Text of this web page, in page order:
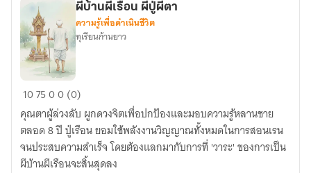
ผี
ผี
เรือน
ผี
ผีบ้านผีเรือน ผีปู่ผีตา
ความรู้เพื่อดำเนินชีวิต
ทุเรียนก้านยาว
107500 (0)
คุณตาผู้ล่วงลับ ผูกดวงจิตเพื่อปกป้องและมอบความรู้หลานชาย
ตลอด 8 ปี ปู่เรือน ยอมใช้พลังงานวิญญาณทั้งหมดในการสอนเรน
จนประสบความสำเร็จ โดยต้องแลกมากับการที่ 'วาระ' ของการเป็น
ผีบ้านผีเรือนจะสิ้นสุดลง